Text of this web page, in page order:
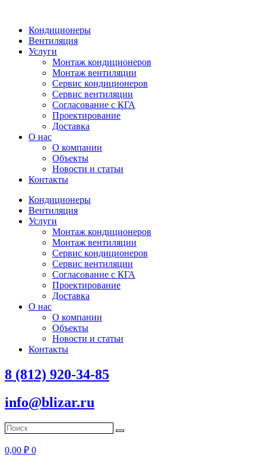
Кондиционеры
Вентиляция
Услуги
Монтаж кондиционеров
Монтаж вентиляции
Сервис кондиционеров
Сервис вентиляции
Согласование с КГА
Проектирование
Доставка
О нас
О компании
Объекты
Новости и статьи
Контакты
Кондиционеры
Вентиляция
Услуги
Монтаж кондиционеров
Монтаж вентиляции
Сервис кондиционеров
Сервис вентиляции
Согласование с КГА
Проектирование
Доставка
О нас
О компании
Объекты
Новости и статьи
Контакты
8 (812) 920-34-85
info@blizar.ru
0,00 ₽ 0